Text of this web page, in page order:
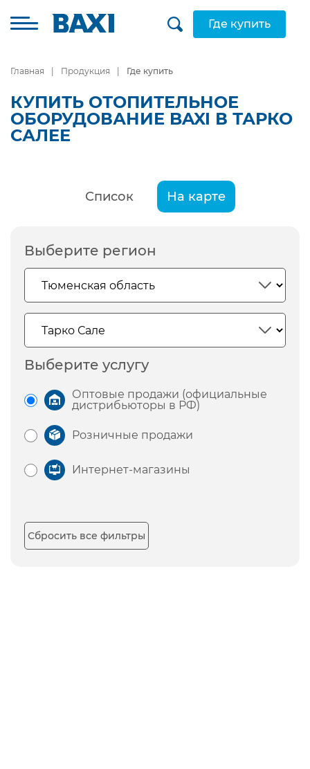
Где купить
Главная Продукция Где купить
КУПИТЬ ОТОПИТЕЛЬНОЕ
ОБОРУДОВАНИЕ BAXI В ТАРКО
САЛЕЕ
Список На карте
Выберите регион
Выберите услугу
Оптовые продажи (официальные
дистрибьюторы в РФ)
Розничные продажи
Интернет-магазины
Сбросить все фильтры